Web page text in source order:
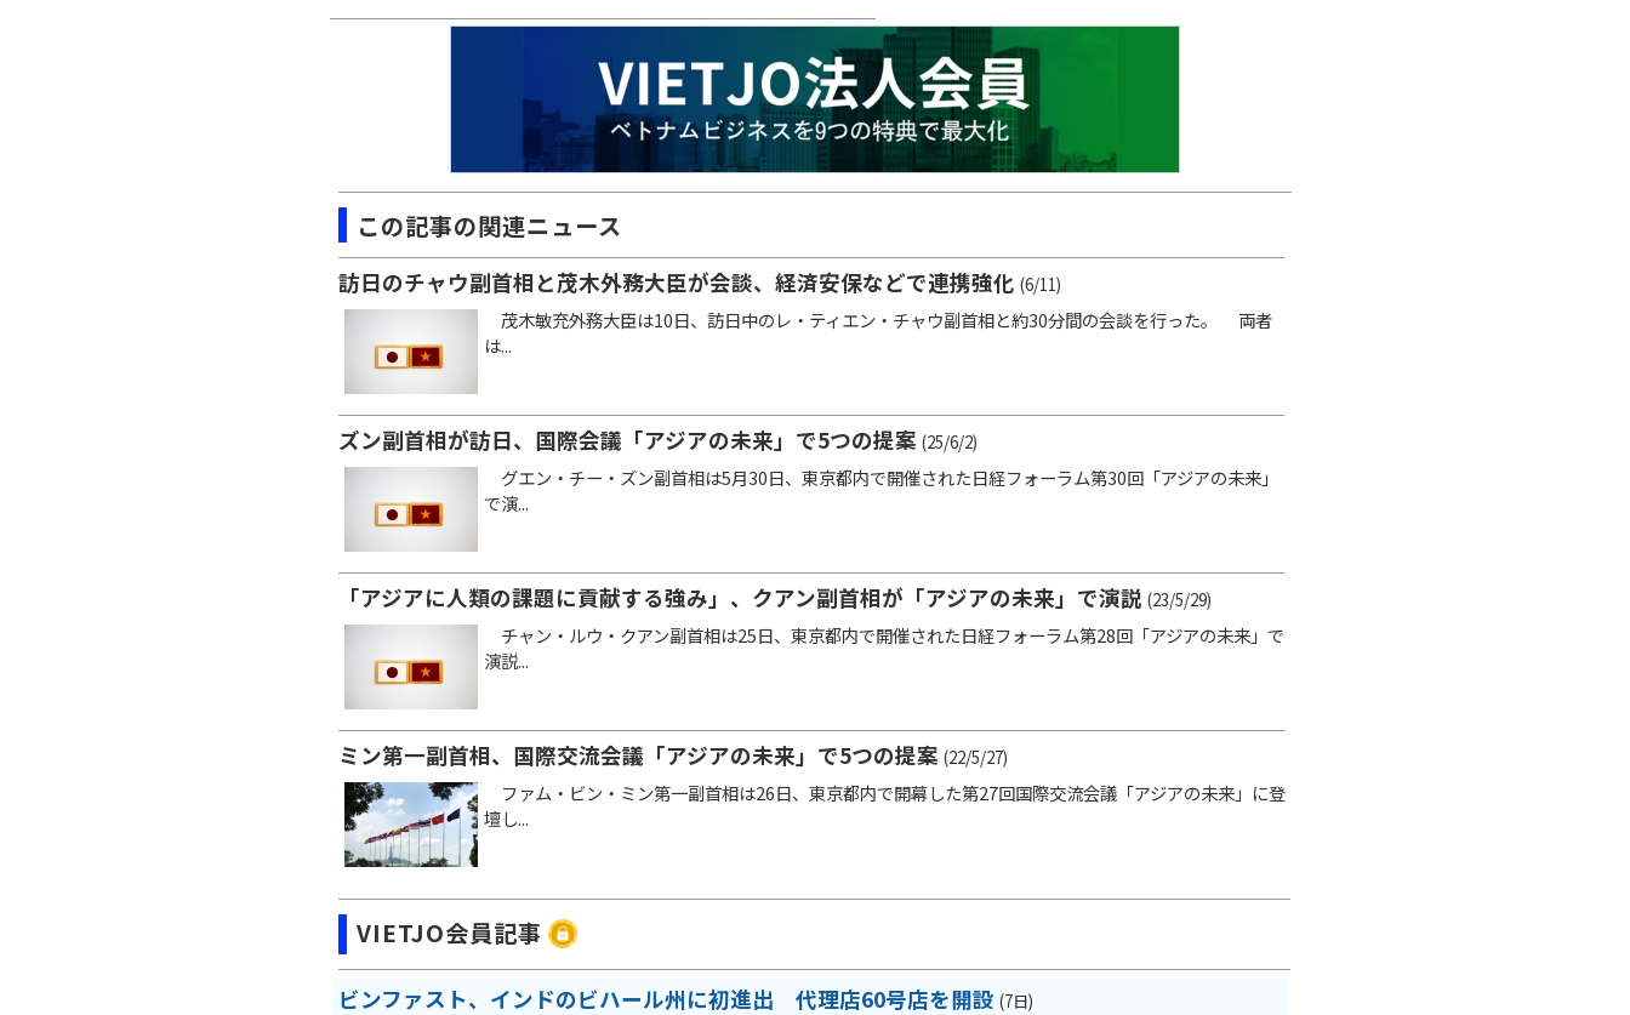
この記事の関連ニュース
訪日のチャウ副首相と茂木外務大臣が会談、経済安保などで連携強化 (6/11)
茂木敏充外務大臣は10日、訪日中のレ・ティエン・チャウ副首相と約30分間の会談を行った。 両者
は...
ズン副首相が訪日、国際会議「アジアの未来」で5つの提案 (25/6/2)
グエン・チー・ズン副首相は5月30日、東京都内で開催された日経フォーラム第30回「アジアの未来」
で演...
「アジアに人類の課題に貢献する強み」、クアン副首相が「アジアの未来」で演説 (23/5/29)
チャン・ルウ・クアン副首相は25日、東京都内で開催された日経フォーラム第28回「アジアの未来」で
演説...
ミン第一副首相、国際交流会議「アジアの未来」で5つの提案 (22/5/27)
ファム・ビン・ミン第一副首相は26日、東京都内で開幕した第27回国際交流会議「アジアの未来」に登
壇し...
VIETJO会員記事
ビンファスト、インドのビハール州に初進出 代理店60号店を開設 (7日)